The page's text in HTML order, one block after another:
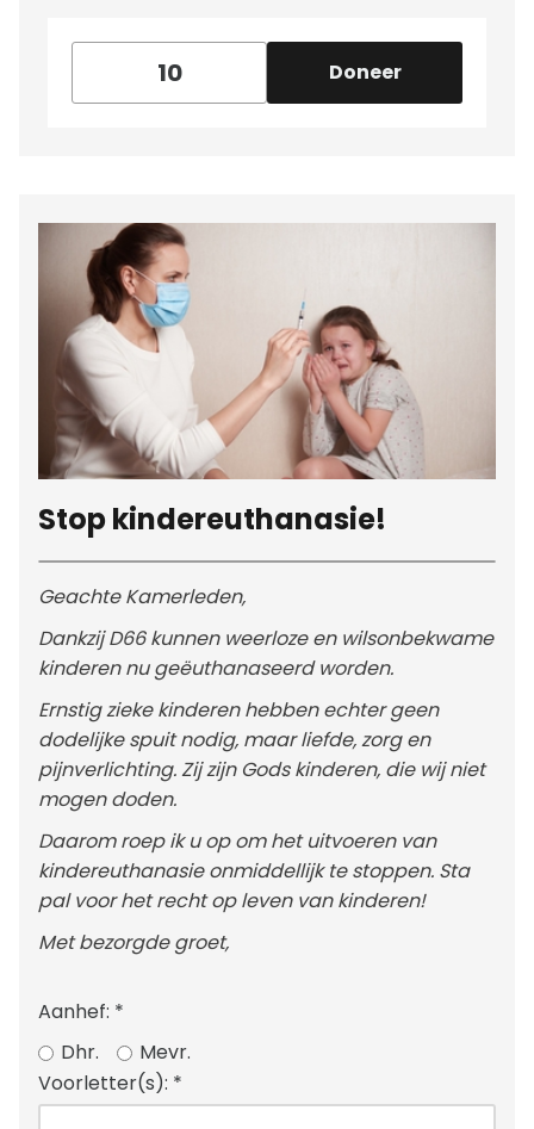
Doneer
Stop kindereuthanasie!
Geachte Kamerleden,
Dankzij D66 kunnen weerloze en wilsonbekwame
kinderen nu geëuthanaseerd worden.
Ernstig zieke kinderen hebben echter geen
dodelijke spuit nodig, maar liefde, zorg en
pijnverlichting. Zij zijn Gods kinderen, die wij niet
mogen doden.
Daarom roep ik u op om het uitvoeren van
kindereuthanasie onmiddellijk te stoppen. Sta
pal voor het recht op leven van kinderen!
Met bezorgde groet,
Aanhef: *
Dhr.
Mevr.
Voorletter(s): *